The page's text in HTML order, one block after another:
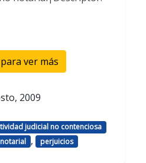
ver más
2009
judicial no contenciosa
, perjuicios